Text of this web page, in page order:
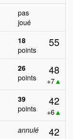
pas
joué
18
points
55
26
points
48
+7▲
39
points
42
+6▲
annulé 42